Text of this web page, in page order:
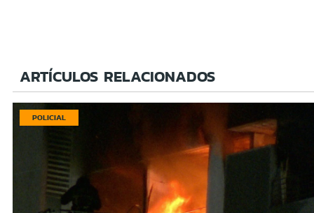
ARTÍCULOS RELACIONADOS
POLICIAL